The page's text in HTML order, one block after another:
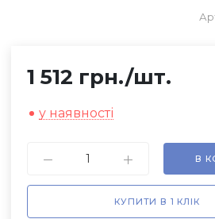
1 512 грн./шт.
у наявності
В
КУПИТИ В 1 КЛІК